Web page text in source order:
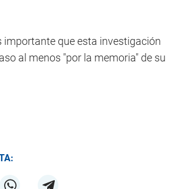
importante que esta investigación
al menos "por la memoria" de su